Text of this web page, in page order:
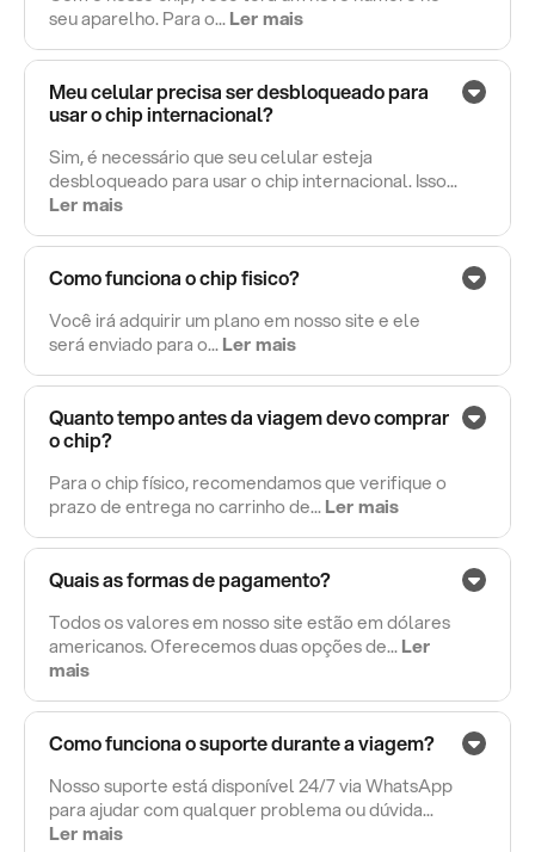
seu aparelho. Para o...Ler mais
Meu celular precisa ser desbloqueado para
usar o chip internacional?
Sim, é necessário que seu celular esteja
desbloqueado para usar o chip internacional. Isso...
Ler mais
Como funciona o chip fisico?
Você irá adquirir um plano em nosso site e ele
será enviado para o...Ler mais
Quanto tempo antes da viagem devo comprar
o chip?
Para o chip físico, recomendamos que verifique o
prazo de entrega no carrinho de...Ler mais
Quais as formas de pagamento?
Todos os valores em nosso site estão em dólares
americanos. Oferecemos duas opções de...Ler
mais
Como funciona o suporte durante a viagem?
Nosso suporte está disponível 24/7 via WhatsApp
para ajudar com qualquer problema ou dúvida...
Ler mais